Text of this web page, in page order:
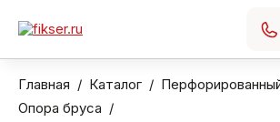
Главная Каталог
Опора бруса